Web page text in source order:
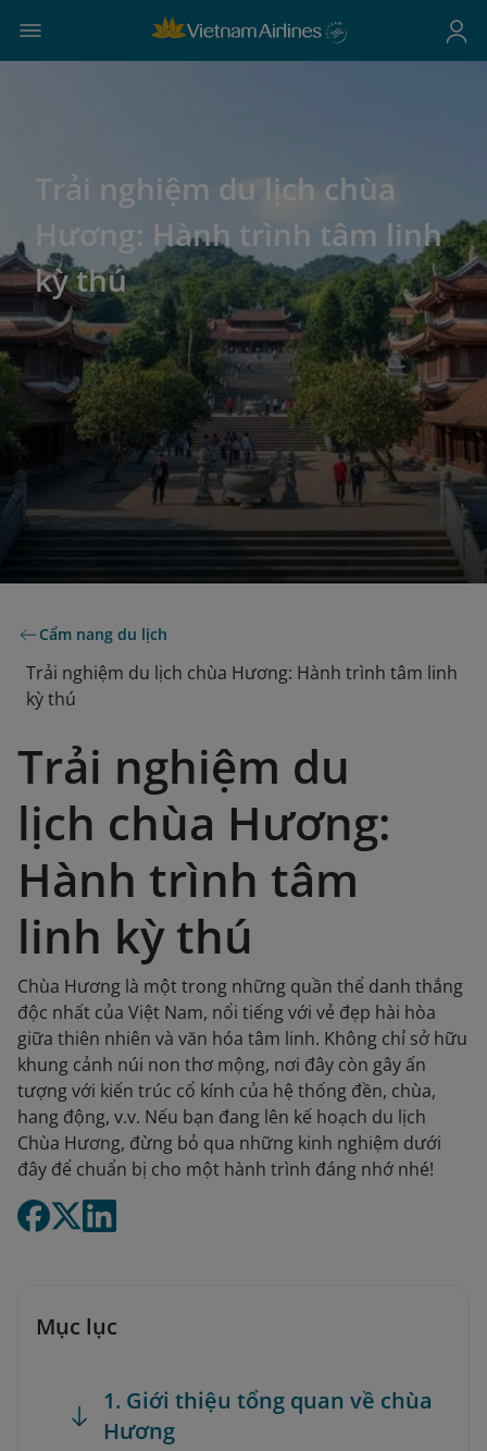
Trải nghiệm du lịch chùa
Hương: Hành trình tâm linh
kỳ thú
Cẩm nang du lịch
Trải nghiệm du lịch chùa Hương: Hành trình tâm linh
kỳ thú
Trải nghiệm du
lịch chùa Hương:
Hành trình tâm
linh kỳ thú
Chùa Hương là một trong những quần thể danh thắng
độc nhất của Việt Nam, nổi tiếng với vẻ đẹp hài hòa
giữa thiên nhiên và văn hóa tâm linh. Không chỉ sở hữu
khung cảnh núi non thơ mộng, nơi đây còn gây ấn
tượng với kiến trúc cổ kính của hệ thống đền, chùa,
hang động, v.v. Nếu bạn đang lên kế hoạch du lịch
Chùa Hương, đừng bỏ qua những kinh nghiệm dưới
đây để chuẩn bị cho một hành trình đáng nhớ nhé!
Mục lục
1. Giới thiệu tổng quan về chùa
Hương